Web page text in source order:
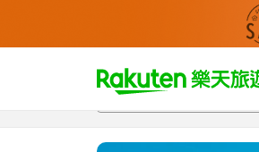
t
p
a
總覽客房與方案評語設施